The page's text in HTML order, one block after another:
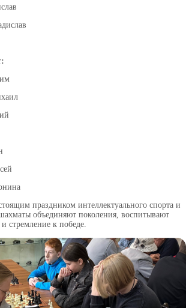
праздником интеллектуального спорта и
объединяют поколения, воспитывают
стремление к победе.